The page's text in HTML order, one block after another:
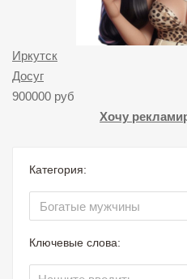
Иркутск
Досуг
900000 руб
Хочу
Категория:
Ключевые слова: